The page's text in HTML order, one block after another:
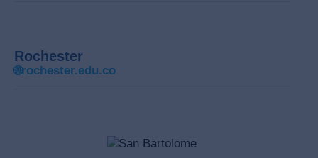
Rochester
🌐rochester.edu.co